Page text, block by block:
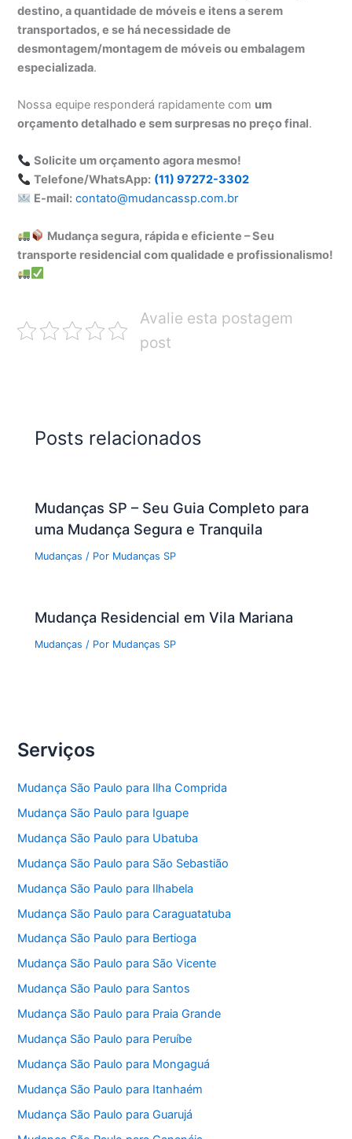
destino, a quantidade de móveis e itens a serem
transportados, e se há necessidade de
desmontagem/montagem de móveis ou embalagem
especializada.
Nossa equipe responderá rapidamente com um
orçamento detalhado e sem surpresas no preço final.
Solicite um orçamento agora mesmo!
Telefone/WhatsApp: (11) 97272-3302
E-mail: contato@mudancassp.com.br
Mudança segura, rápida e eficiente – Seu
transporte residencial com qualidade e profissionalismo!
Avalie esta postagem
post
Posts relacionados
Mudanças SP – Seu Guia Completo para
uma Mudança Segura e Tranquila
Mudanças / Por Mudanças SP
Mudança Residencial em Vila Mariana
Mudanças / Por Mudanças SP
Serviços
Mudança São Paulo para Ilha Comprida
Mudança São Paulo para Iguape
Mudança São Paulo para Ubatuba
Mudança São Paulo para São Sebastião
Mudança São Paulo para Ilhabela
Mudança São Paulo para Caraguatatuba
Mudança São Paulo para Bertioga
Mudança São Paulo para São Vicente
Mudança São Paulo para Santos
Mudança São Paulo para Praia Grande
Mudança São Paulo para Peruíbe
Mudança São Paulo para Mongaguá
Mudança São Paulo para Itanhaém
Mudança São Paulo para Guarujá